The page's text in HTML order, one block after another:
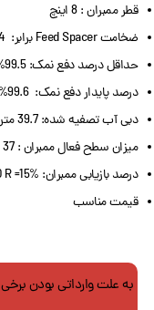
قطر ممبران : 8 اینچ
ضخامت Feed Spacer برابر: 34 mil
حداقل درصد دفع نمک: 99.5%
درصد پایدار دفع نمک: 99.6%
دبی آب تصفیه شده: 39.7 متر مکعب در روز
میزان سطح فعال ممبران : 37 متر مربع
درصد بازیابی ممبران: LG BW 400 R =15%
قیمت مناسب
به علت وارداتی بودن